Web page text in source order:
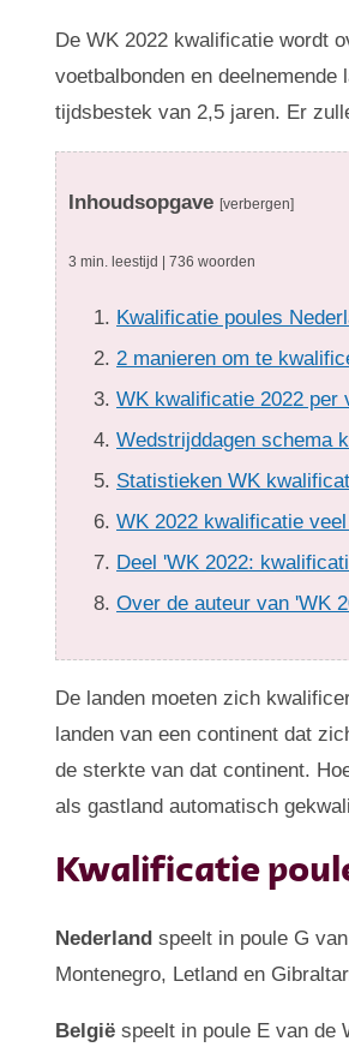
De WK 2022 kwalificatie wordt
voetbalbonden en
tijdsbestek van 2,5 jaren. Er
Inhoudsopgave [verbergen]
3 min. leestijd | 736 woorden
Kwalificatie poules
2 manieren om te
WK kwalificatie 2022 per
Wedstrijddagen schema
Statistieken WK
WK 2022 kwalificatie
Deel 'WK 2022:
Over de auteur van 'WK
De landen moeten zich
landen van een continent dat
de sterkte van dat continent.
als gastland automatisch
Kwalificatie
Nederland speelt in poule G
Montenegro, Letland en
België speelt in poule E van de